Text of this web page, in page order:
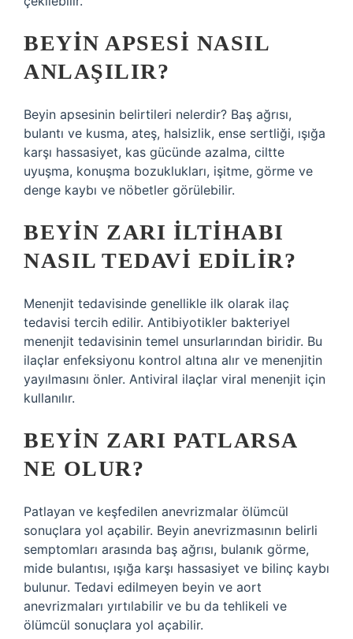
BEYIN APSESI NASIL
ANLAŞILIR?
Beyin apsesinin belirtileri nelerdir? Baş ağrısı,
bulantı ve kusma, ateş, halsizlik, ense sertliği, ışığa
karşı hassasiyet, kas gücünde azalma, ciltte
uyuşma, konuşma bozuklukları, işitme, görme ve
denge kaybı ve nöbetler görülebilir.
BEYIN ZARI ILTIHABI
NASIL TEDAVI EDILIR?
Menenjit tedavisinde genellikle ilk olarak ilaç
tedavisi tercih edilir. Antibiyotikler bakteriyel
menenjit tedavisinin temel unsurlarından biridir. Bu
ilaçlar enfeksiyonu kontrol altına alır ve menenjitin
yayılmasını önler. Antiviral ilaçlar viral menenjit için
kullanılır.
BEYIN ZARI PATLARSA
NE OLUR?
Patlayan ve keşfedilen anevrizmalar ölümcül
sonuçlara yol açabilir. Beyin anevrizmasının belirli
semptomları arasında baş ağrısı, bulanık görme,
mide bulantısı, ışığa karşı hassasiyet ve bilinç kaybı
bulunur. Tedavi edilmeyen beyin ve aort
anevrizmaları yırtılabilir ve bu da tehlikeli ve
ölümcül sonuçlara yol açabilir.